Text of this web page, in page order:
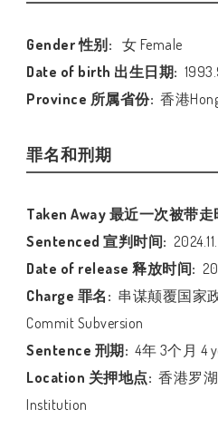
Gender 性别: 女 Female
Date of birth 出生日期:
Province 所属省份: 香港
罪名和刑期
Taken Away 最近一次被带走
Sentenced 宣判时间:
Date of release 释放时间:
Charge 罪名: 串谋颠覆国家
Commit Subversion
Sentence 刑期: 4年 3个月 4
Location 关押地点: 香港罗湖
Institution